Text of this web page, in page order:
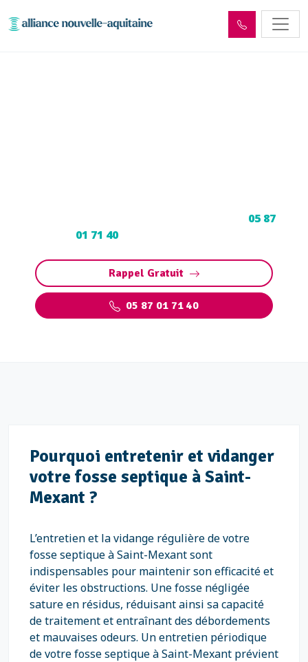
05 87
01 71 40
Rappel Gratuit
05 87 01 71 40
Pourquoi entretenir et vidanger
votre fosse septique à Saint-
Mexant ?
L’entretien et la vidange régulière de votre
fosse septique à Saint-Mexant sont
indispensables pour maintenir son efficacité et
éviter les obstructions. Une fosse négligée
sature en résidus, réduisant ainsi sa capacité
de traitement et entraînant des débordements
et mauvaises odeurs. Un entretien périodique
de votre fosse septique à Saint-Mexant prévient